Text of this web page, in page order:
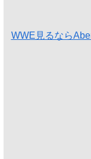
WWE見るなら